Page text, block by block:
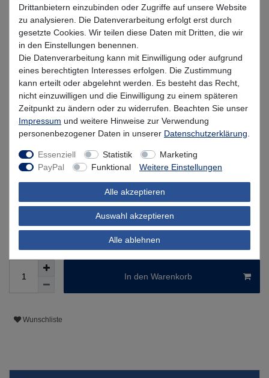
Brown Headlight Olive Ayu Silver Ayu
Sparkling Herring Yellow Ayu Canned_Sardine
Pink Opal
UVP 6,49 €
5,84 EUR*
* inkl. MwSt. zzgl. Versandkosten
Lieferzeit 1-3 Tage (Deutschland); 3-7 Tage (Ausland)
Informationen zur Berechnung des Liefertermins hier
In den Warenkorb
Wunschliste
Drittanbietern einzubinden oder Zugriffe auf unsere Website
zu analysieren. Die Datenverarbeitung erfolgt erst durch
gesetzte Cookies. Wir teilen diese Daten mit Dritten, die wir
in den Einstellungen benennen.
Die Datenverarbeitung kann mit Einwilligung oder aufgrund
eines berechtigten Interesses erfolgen. Die Zustimmung
kann erteilt oder abgelehnt werden. Es besteht das Recht,
nicht einzuwilligen und die Einwilligung zu einem späteren
Zeitpunkt zu ändern oder zu widerrufen. Beachten Sie unser
Impressum und weitere Hinweise zur Verwendung
personenbezogener Daten in unserer Daten­schutz­erklärung
Essenziell Statistik
Marketing
PayPal
Funktional Weitere Einstellungen
Alle akzeptieren
Auswahl akzeptieren
Alle ablehnen